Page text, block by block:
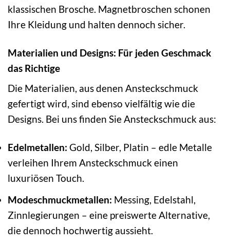
klassischen Brosche. Magnetbroschen schonen
Ihre Kleidung und halten dennoch sicher.
Materialien und Designs: Für jeden Geschmack
das Richtige
Die Materialien, aus denen Ansteckschmuck
gefertigt wird, sind ebenso vielfältig wie die
Designs. Bei uns finden Sie Ansteckschmuck aus:
Edelmetallen: Gold, Silber, Platin – edle Metalle
verleihen Ihrem Ansteckschmuck einen
luxuriösen Touch.
Modeschmuckmetallen: Messing, Edelstahl,
Zinnlegierungen – eine preiswerte Alternative,
die dennoch hochwertig aussieht.